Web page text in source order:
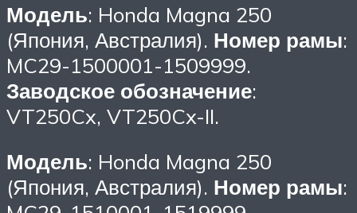
Модель: Honda Magna 250
(Япония, Австралия). Номер рамы:
MC29-1500001-1509999.
Заводское обозначение:
VT250Cx, VT250Cx-II.
Модель: Honda Magna 250
(Япония, Австралия). Номер рамы: